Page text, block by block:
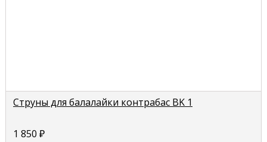
Струны для балалайки контрабас BK 1
1 850 ₽